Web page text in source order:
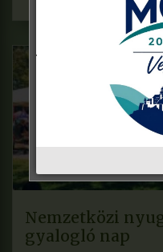
Nemzetközi
gyalogló nap